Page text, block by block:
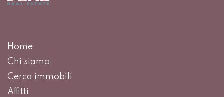
Home
Chi siamo
Cerca immobili
Affitti